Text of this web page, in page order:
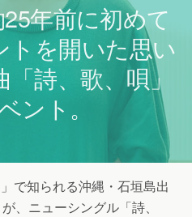
年前に初めて
トを開いた思い
詩、歌、唄」
ント。
で知られる沖縄・石垣島出
、ニューシングル「詩、